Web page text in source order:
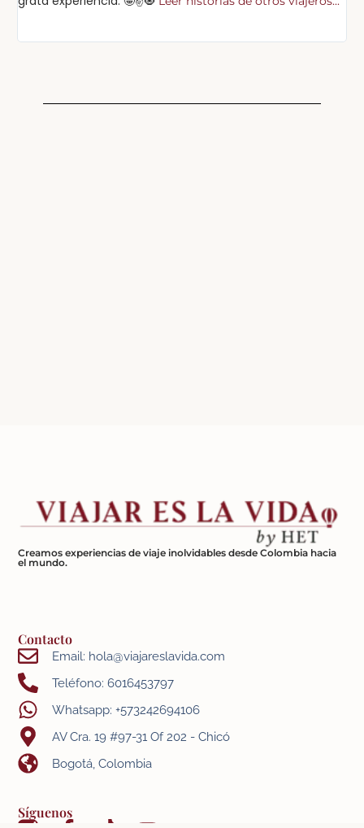
Creamos experiencias de viaje inolvidables desde Colombia hacia
el mundo.
Contacto
Email: hola@viajareslavida.com
Teléfono: 6016453797
Whatsapp: +573242694106
AV Cra. 19 #97-31 Of 202 - Chicó
Bogotá, Colombia
Síguenos